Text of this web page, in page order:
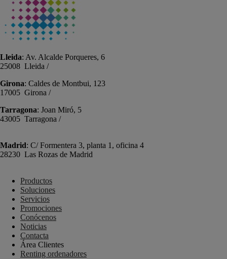
Lleida: Av. Alcalde Porqueres, 6
25008 Lleida /
Girona: Caldes de Montbui, 123
17005 Girona /
Tarragona: Joan Miró, 5
43005 Tarragona /
Madrid: C/ Formentera 3, planta 1, oficina 4
28230 Las Rozas de Madrid
Productos
Soluciones
Servicios
Promociones
Conócenos
Noticias
Contacta
Área Clientes
Renting ordenadores